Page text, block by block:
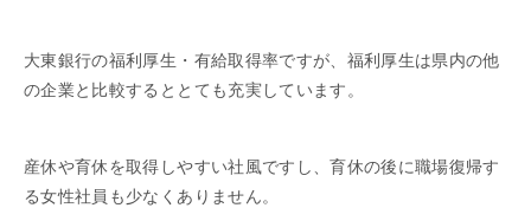
大東銀行の福利厚生・有給取得率ですが、福利厚生は県内の他
の企業と比較するととても充実しています。
産休や育休を取得しやすい社風ですし、育休の後に職場復帰す
る女性社員も少なくありません。